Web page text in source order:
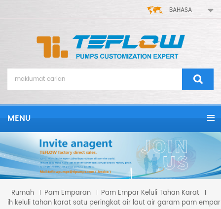
BAHASA
MENU
Rumah Pam Emparan
Pam Empar Keluli Tahan Karat
ih keluli tahan karat satu peringkat air laut air garam pam empar